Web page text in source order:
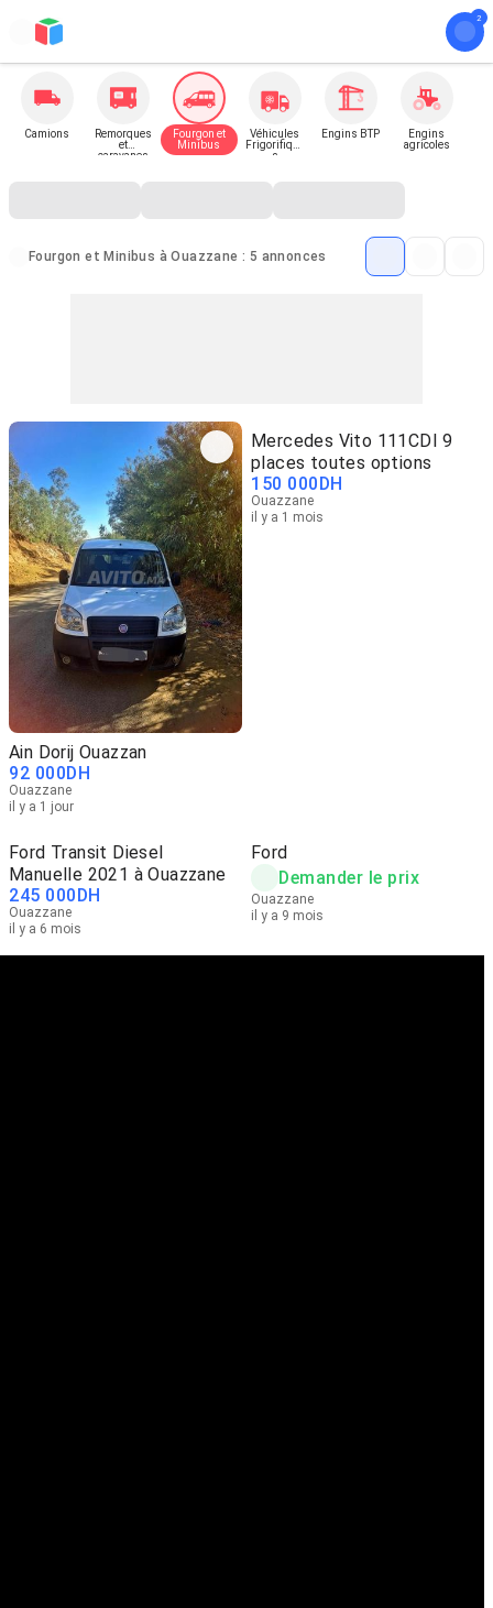
Camions
Remorques
et
caravanes
Fourgon et
Minibus
Véhicules
Frigorifique
s
Engins BTP
Engins
agricoles
Fourgon et Minibus à Ouazzane : 5 annonces
Ain Dorij Ouazzan
92 000DH
Ouazzane
il y a 1 jour
Mercedes Vito 111CDI 9
places toutes options
150 000DH
Ouazzane
il y a 1 mois
Ford Transit Diesel
Manuelle 2021 à Ouazzane
245 000DH
Ouazzane
il y a 6 mois
Ford
Demander le prix
Ouazzane
il y a 9 mois